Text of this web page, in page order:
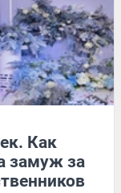
Как
замуж за